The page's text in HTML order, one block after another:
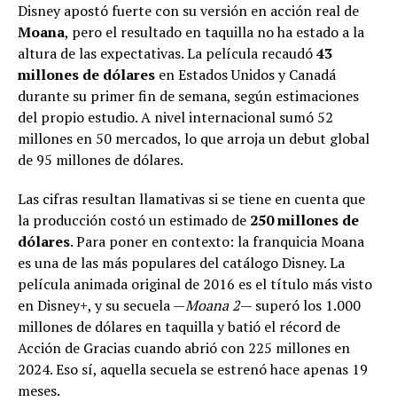
Disney apostó fuerte con su versión en acción real de
Moana, pero el resultado en taquilla no ha estado a la
altura de las expectativas. La película recaudó43
millones de dólares en Estados Unidos y Canadá
durante su primer fin de semana, según estimaciones
del propio estudio. A nivel internacional sumó 52
millones en 50 mercados, lo que arroja un debut global
de 95 millones de dólares.
Las cifras resultan llamativas si se tiene en cuenta que
la producción costó un estimado de 250 millones de
dólares. Para poner en contexto: la franquicia Moana
es una de las más populares del catálogo Disney. La
película animada original de 2016 es el título más visto
en Disney+, y su secuela —Moana 2— superó los 1.000
millones de dólares en taquilla y batió el récord de
Acción de Gracias cuando abrió con 225 millones en
2024. Eso sí, aquella secuela se estrenó hace apenas 19
meses.